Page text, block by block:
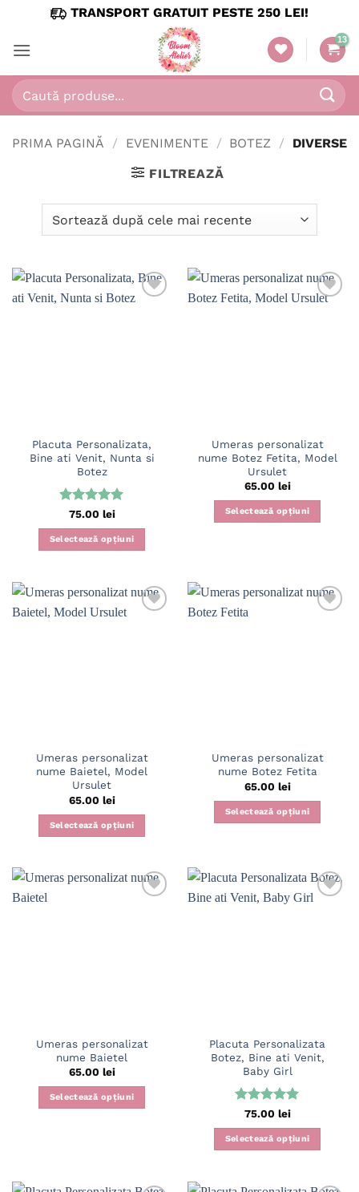
content
TRANSPORT GRATUIT PESTE 250 LEI!
Caută
după:
PRIMA PAGINĂ / EVENIMENTE / BOTEZ /
DIVERSE
FILTREAZĂ
Placuta Personalizata,
Bine ati Venit, Nunta si
Botez
Evaluat la
5din 5
75.00 lei
Selectează opțiuni
Umeras personalizat
nume Botez Fetita, Model
Ursulet
65.00 lei
Selectează opțiuni
Umeras personalizat
nume Baietel, Model
Ursulet
65.00 lei
Selectează opțiuni
Umeras personalizat
nume Botez Fetita
65.00 lei
Selectează opțiuni
Umeras personalizat
nume Baietel
65.00 lei
Selectează opțiuni
Placuta Personalizata
Botez, Bine ati Venit,
Baby Girl
Evaluat la
5din 5
75.00 lei
Selectează opțiuni